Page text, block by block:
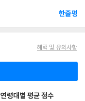
한줄평
혜택 및 유의사항
연령대별 평균 점수